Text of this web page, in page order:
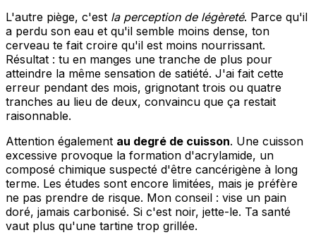
L'autre piège, c'est la perception de légèreté. Parce qu'il
a perdu son eau et qu'il semble moins dense, ton
cerveau te fait croire qu'il est moins nourrissant.
Résultat : tu en manges une tranche de plus pour
atteindre la même sensation de satiété. J'ai fait cette
erreur pendant des mois, grignotant trois ou quatre
tranches au lieu de deux, convaincu que ça restait
raisonnable.
Attention également au degré de cuisson. Une cuisson
excessive provoque la formation d'acrylamide, un
composé chimique suspecté d'être cancérigène à long
terme. Les études sont encore limitées, mais je préfère
ne pas prendre de risque. Mon conseil : vise un pain
doré, jamais carbonisé. Si c'est noir, jette-le. Ta santé
vaut plus qu'une tartine trop grillée.